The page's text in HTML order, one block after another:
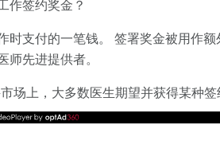
作签约奖金？
时支付的一笔钱。 签署奖金被用作
师先进提供者。
场上，大多数医生期望并获得某种